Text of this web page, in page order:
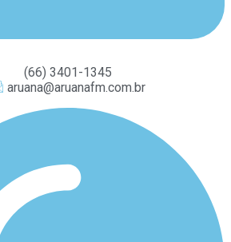
(66) 3401-1345
aruana@aruanafm.com.br